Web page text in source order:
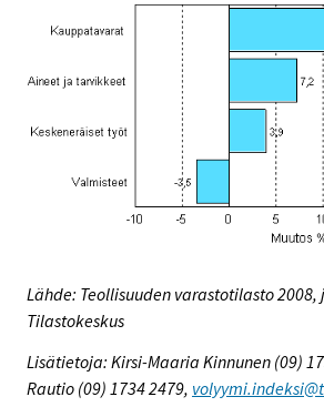
Lähde: Teollisuuden varastotilasto 2008,
Tilastokeskus
Lisätietoja: Kirsi-Maaria Kinnunen (09)
Rautio (09) 1734 2479,